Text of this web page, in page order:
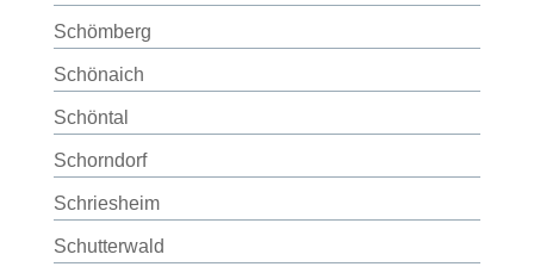
Schömberg
Schönaich
Schöntal
Schorndorf
Schriesheim
Schutterwald